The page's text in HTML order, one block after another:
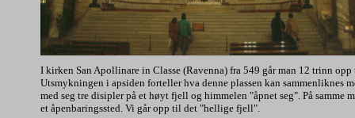
I kirken San Apollinare in Classe (Ravenna) fra 549 går man 12 trinn
Utsmykningen i apsiden forteller hva denne plassen kan sammenliknes
med seg tre disipler på et høyt fjell og himmelen "åpnet seg". På samme
et åpenbaringssted. Vi går opp til det "hellige fjell".